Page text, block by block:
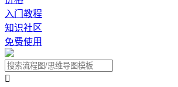
入门教程
知识社区
免费使用
